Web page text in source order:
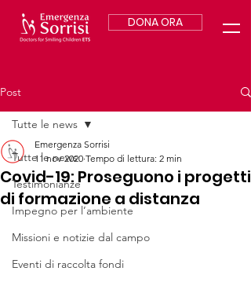
DONA ORA
Post
Tutte le news
Testimonianze
Impegno per l’ambiente
Missioni e notizie dal campo
Eventi di raccolta fondi
Tutte le news
Covid-19: Proseguono i progetti
di formazione a distanza
Emergenza Sorrisi
11 nov 2020 Tempo di lettura: 2 min